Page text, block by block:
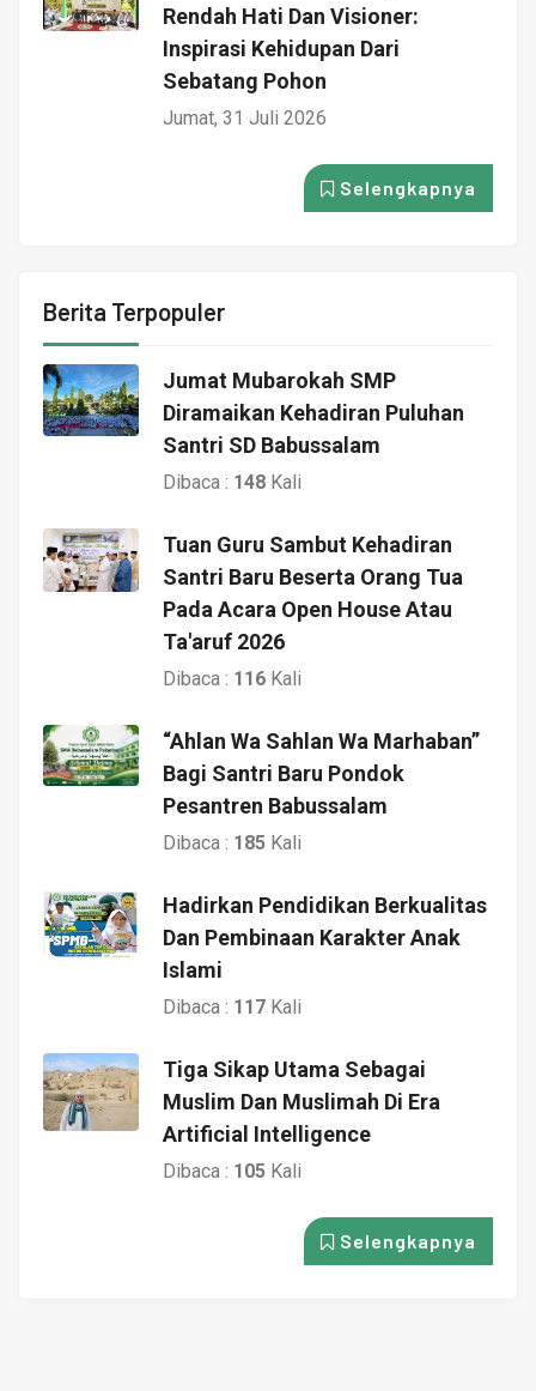
Rendah Hati Dan Visioner:
Inspirasi Kehidupan Dari
Sebatang Pohon
Jumat, 31 Juli 2026
Selengkapnya
Berita Terpopuler
Jumat Mubarokah SMP
Diramaikan Kehadiran Puluhan
Santri SD Babussalam
Dibaca : 148 Kali
Tuan Guru Sambut Kehadiran
Santri Baru Beserta Orang Tua
Pada Acara Open House Atau
Ta'aruf 2026
Dibaca : 116 Kali
“Ahlan Wa Sahlan Wa Marhaban”
Bagi Santri Baru Pondok
Pesantren Babussalam
Dibaca : 185 Kali
Hadirkan Pendidikan Berkualitas
Dan Pembinaan Karakter Anak
Islami
Dibaca : 117 Kali
Tiga Sikap Utama Sebagai
Muslim Dan Muslimah Di Era
Artificial Intelligence
Dibaca : 105 Kali
Selengkapnya